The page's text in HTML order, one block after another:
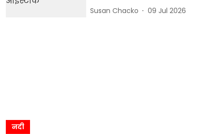
Susan Chacko 09 Jul 2026
नदी